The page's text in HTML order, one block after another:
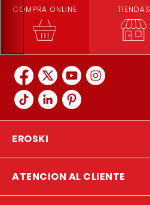
COMPRA ONLINE TIENDAS
EROSKI
ATENCION AL CLIENTE